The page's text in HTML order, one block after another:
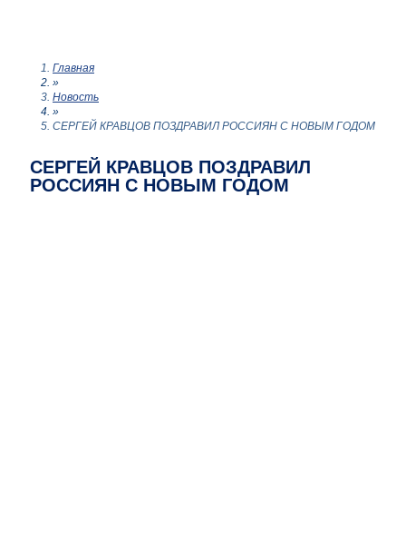
Главная
»
Новость
»
СЕРГЕЙ КРАВЦОВ ПОЗДРАВИЛ РОССИЯН С НОВЫМ ГОДОМ
СЕРГЕЙ КРАВЦОВ ПОЗДРАВИЛ
РОССИЯН С НОВЫМ ГОДОМ